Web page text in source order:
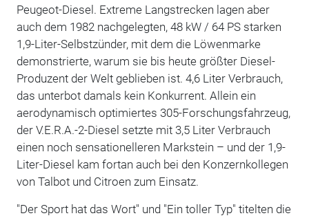
Peugeot-Diesel. Extreme Langstrecken lagen aber
auch dem 1982 nachgelegten, 48 kW / 64 PS starken
1,9-Liter-Selbstzünder, mit dem die Löwenmarke
demonstrierte, warum sie bis heute größter Diesel-
Produzent der Welt geblieben ist. 4,6 Liter Verbrauch,
das unterbot damals kein Konkurrent. Allein ein
aerodynamisch optimiertes 305-Forschungsfahrzeug,
der V.E.R.A.-2-Diesel setzte mit 3,5 Liter Verbrauch
einen noch sensationelleren Markstein – und der 1,9-
Liter-Diesel kam fortan auch bei den Konzernkollegen
von Talbot und Citroen zum Einsatz.
"Der Sport hat das Wort" und "Ein toller Typ" titelten die